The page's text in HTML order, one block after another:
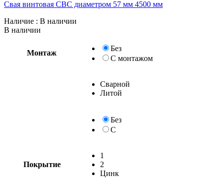
Свая винтовая СВС диаметром 57 мм 4500 мм
Наличие : В наличии
В наличии
Монтаж
Без
С монтажом
Сварной
Литой
Без
С
Покрытие
1
2
Цинк